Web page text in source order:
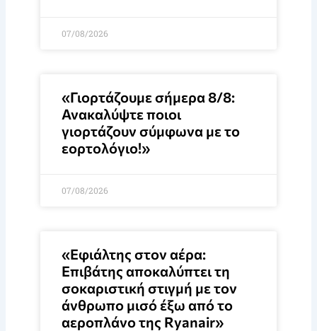
07/08/2026
«Γιορτάζουμε σήμερα 8/8:
Ανακαλύψτε ποιοι
γιορτάζουν σύμφωνα με το
εορτολόγιο!»
07/08/2026
«Εφιάλτης στον αέρα:
Επιβάτης αποκαλύπτει τη
σοκαριστική στιγμή με τον
άνθρωπο μισό έξω από το
αεροπλάνο της Ryanair»